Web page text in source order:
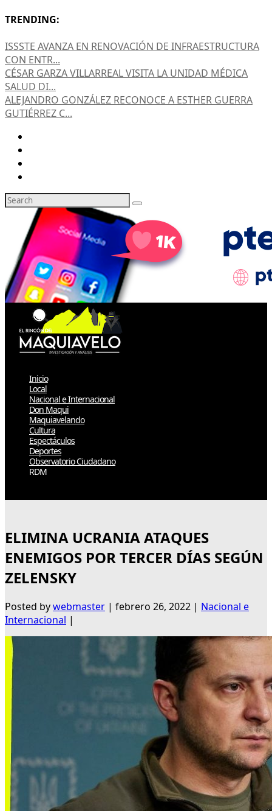
TRENDING:
ISSSTE AVANZA EN RENOVACIÓN DE INFRAESTRUCTURA
CON ENTR...
CÉSAR GARZA VILLARREAL VISITA LA UNIDAD MÉDICA
SALUD DI...
ALEJANDRO GONZÁLEZ RECONOCE A ESTHER GUERRA
GUTIÉRREZ C...
Inicio
Local
Nacional e Internacional
Don Maqui
Maquiavelando
Cultura
Espectáculos
Deportes
Observatorio Ciudadano
RDM
ELIMINA UCRANIA ATAQUES
ENEMIGOS POR TERCER DÍAS SEGÚN
ZELENSKY
Posted bywebmaster | febrero 26, 2022 | Nacional e
Internacional |